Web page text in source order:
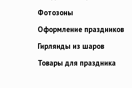
Фотозоны
Оформление праздников
Гирлянды из шаров
Товары для праздника